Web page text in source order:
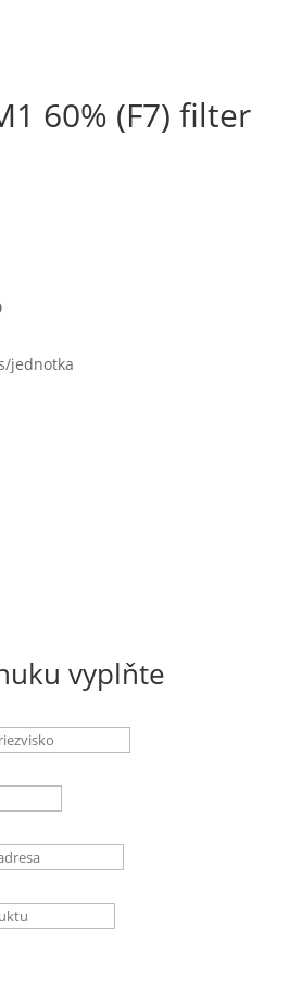
60% (F7) filter
jednotka
vyplňte